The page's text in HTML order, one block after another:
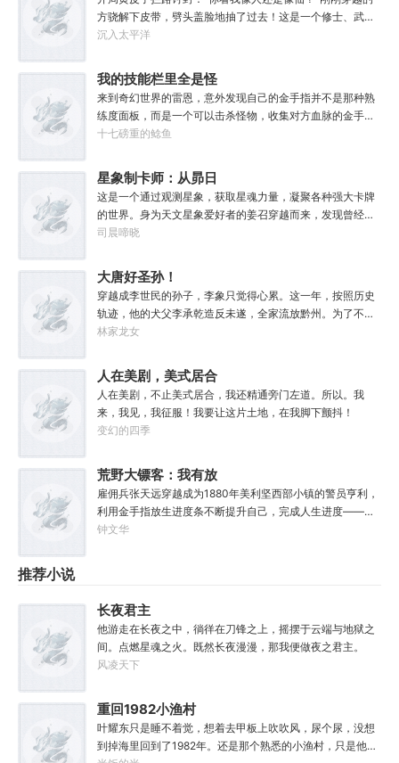
方骁解下皮带，劈头盖脸地抽了过去！这是一个修士、武者
和凡人并存，妖魔鬼怪横行的危险世界。幸好方骁带来的物
刺】【破甲、流血、伤蚀】【铜头皮带】【疼痛、恐惧、断
骨】【赤子心册】【万武不惑、万法不入、万邪不侵】
【……】杀死妖怪就能得到经验，修炼功法可以加点晋升。
方骁由此踏上了一条斩妖除魔、日月换新的逆天之路！
————————“方骁同学，大事不妙，上古妖皇出世
沉入太平洋
我的技能栏里全是怪
物招
来到奇幻世界的雷恩，意外发现自己的金手指并不是那种熟
练度面板，而是一个可以击杀怪物，收集对方血脉的金手
指。.......原本的黑白遗像，突然间变成了彩色，哥布林图标
的口水，都是那么的鲜活，一瞬间，哥布林仿佛活了过来。
还未等雷恩多想，他忽然感到全身肌肉似乎紧实了一些，同
时，小腹......“这.......”当他有些茫然，眼角余光瞥过属性栏
时：【姓名：雷恩】【职业：农夫】【加持血脉：普通哥布
林血脉】【血脉天赋：高速繁殖lv2......灵巧lv1.......】【力
知：5】【魅力：5】......于是，他看向那些强大或变异怪物
的眼神，并没有寻常冒险者的惊恐、畏惧，而是满满的期待
和希冀......请问，哪里有巨龙啊？那个.......邪神算不算怪物？
十七磅重的鲶鱼
星象制卡师：从昴日
星官开始
这是一个通过观测星象，获取星魂力量，凝聚各种强大卡牌
的世界。身为天文星象爱好者的姜召穿越而来，发现曾经熟
悉的星象都在。于是乎，在获取本命卡牌的仪式上，姜召果
日鸡。从此走上了一条以昴日鸡为起点，目标直指紫微垣的
制卡师道路。欸~前世灵魂竟然也有一颗本命星，于是第二
张本命卡【天蝎座】诞生了！“什么幽冥诡域毒物和凶兽，不
都是一堆辣条吗？”“机械之神是吧？听说你身子骨很
硬？”“精灵世界的万兽神是吧？敢不敢跟我家四神兽比划比
宿】！”“再来一招星魂融合技【黄道十二宫】！”“什么？你
们想请天马座出山？不好意思，那小子最近有点忙。”“少
年，你想加入星宿派还是星座派？”
司晨啼晓
大唐好圣孙！
穿越成李世民的孙子，李象只觉得心累。这一年，按照历史
轨迹，他的犬父李承乾造反未遂，全家流放黔州。为了不被
犬父连累，李象决定先一步对东宫夫子发动激昂！你不是喜
战斗！第二步，恨爹不成钢！多年以后，早已登基为帝的李
象回想起这段时光，总是会感慨。这个家没我，迟早得散！
林家龙女
人在美剧，美式居合
人在美剧，不止美式居合，我还精通旁门左道。所以。我
来，我见，我征服！我要让这片土地，在我脚下颤抖！
变幻的四季
荒野大镖客：我有放
生进度条
雇佣兵张天远穿越成为1880年美利坚西部小镇的警员亨利，
利用金手指放生进度条不断提升自己，完成人生进度——警
员、警长、赏金猎人、私酒寡头、矿业巨头、石油巨头、城
成为世界之主。通篇都是主角的个人英雄主义，不是群像，
不喜勿入
钟文华
推荐小说
长夜君主
他游走在长夜之中，徜徉在刀锋之上，摇摆于云端与地狱之
间。点燃星魂之火。既然长夜漫漫，那我便做夜之君主。
风凌天下
重回1982小渔村
叶耀东只是睡不着觉，想着去甲板上吹吹风，尿个尿，没想
到掉海里回到了1982年。还是那个熟悉的小渔村，只是他已